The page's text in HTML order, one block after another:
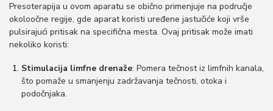
Presoterapija u ovom aparatu se obično primenjuje na područje
okoloočne regije, gde aparat koristi uređene jastučiće koji vrše
pulsirajući pritisak na specifična mesta. Ovaj pritisak može imati
nekoliko koristi:
Stimulacija limfne drenaže: Pomera tečnost iz limfnih kanala,
što pomaže u smanjenju zadržavanja tečnosti, otoka i
podočnjaka.